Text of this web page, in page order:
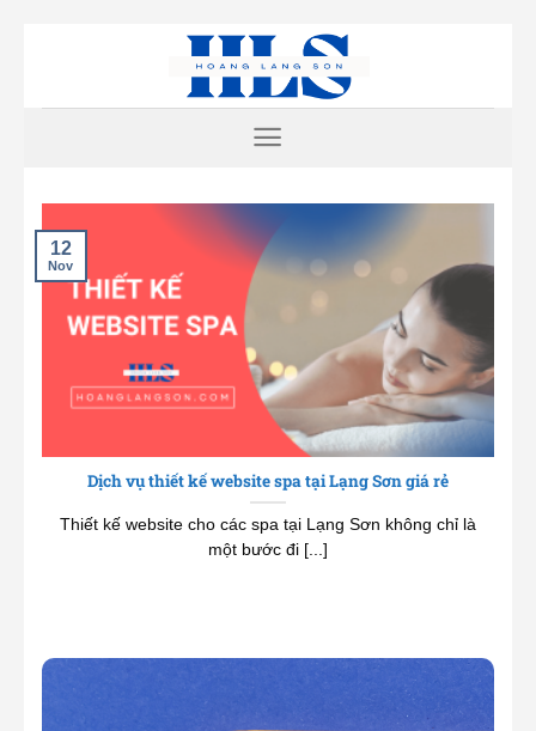
Dịch vụ thiết kế website spa tại Lạng Sơn giá rẻ
Thiết kế website cho các spa tại Lạng Sơn không chỉ là
một bước đi [...]
12
Nov